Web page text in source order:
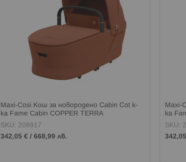
Maxi-Cosi Кош за новородено Cabin Cot к-
ка Fame Cabin COPPER TERRA
SKU: 208917
342,05 € /668,99 лв.
Maxi-
ка
SKU: